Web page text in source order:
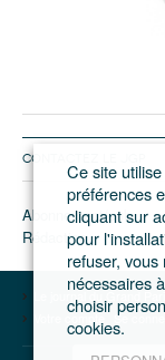
CONTACTEZ LE JGP
Abonnement/pub
Rédaction
Le journal du Grand
Votre compte
Se
Ce site
préférences
cliquant sur
pour
refuser,
nécessaires
choisir
cookies.